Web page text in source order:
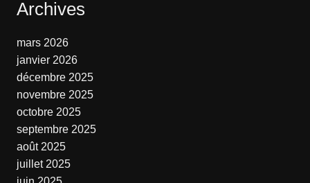
Archives
mars 2026
janvier 2026
décembre 2025
novembre 2025
octobre 2025
septembre 2025
août 2025
juillet 2025